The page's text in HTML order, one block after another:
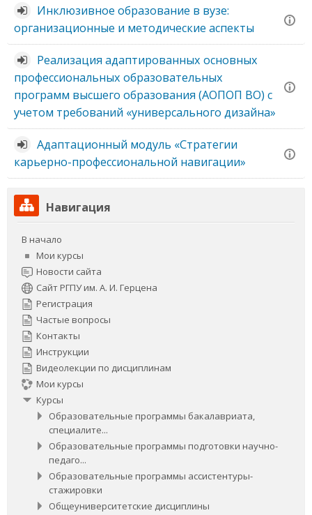
Инклюзивное образование в вузе:
организационные и методические аспекты
Реализация адаптированных основных
профессиональных образовательных
программ высшего образования (АОПОП ВО) с
учетом требований «универсального дизайна»
Адаптационный модуль «Стратегии
карьерно-профессиональной навигации»
Пропустить
НавигацияНавигация
В начало
Мои курсы
Новости сайта
Сайт РГПУ им. А. И. Герцена
Регистрация
Частые вопросы
Контакты
Инструкции
Видеолекции по дисциплинам
Мои курсы
Курсы
Образовательные программы бакалавриата,
специалите...
Образовательные программы подготовки научно-
педаго...
Образовательные программы ассистентуры-
стажировки
Общеуниверситетские дисциплины